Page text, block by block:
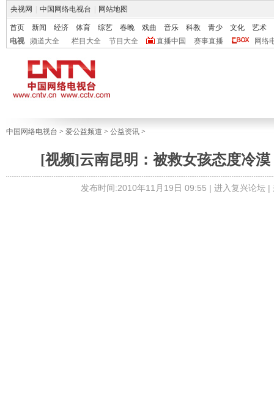
央视网 中国网络电视台 网站地图
首页 新闻 经济 体育 综艺 春晚 戏曲 音乐 科教 青少 文化
艺术
电视
频道大全 栏目大全 节目大全 直播中国 赛事直播 网络
中国网络电视台 > 爱公益频道 > 公益资讯 >
[视频]云南昆明：被救女孩态度冷
发布时间:2010年11月19日 09:55 | 进入复兴论坛|